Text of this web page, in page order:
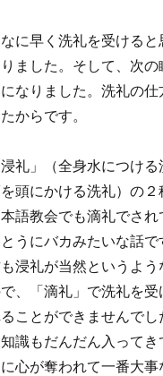
に早く洗礼を受ける
ました。そして、次の
なりました。洗礼の
からです。
礼」（全身水につけ
頭にかける洗礼）の２
語教会でも滴礼でさ
うにバカみたいな話
浸礼が当然というよ
、「滴礼」で洗礼を受
ことができませんで
識もだんだん入って
心が奪われて一番大事